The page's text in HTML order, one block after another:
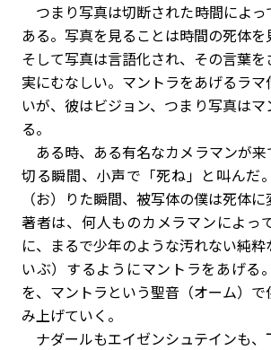
つまり写真は切断された時間によっ
ある。写真を見ることは時間の死体を
そして写真は言語化され、その言葉
実にむなしい。マントラをあげるラ
いが、彼はビジョン、つまり写真は
る。
ある時、ある有名なカメラマンが来
切る瞬間、小声で「死ね」と叫んだ
（お）りた瞬間、被写体の僕は死体
著者は、何人ものカメラマンによっ
に、まるで少年のような汚れない純
いぶ）するようにマントラをあげる
を、マントラという聖音（オーム）
み上げていく。
ナダールもエイゼンシュテインも、